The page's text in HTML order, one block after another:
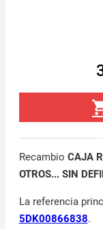
Recambio CAJA
OTROS... SIN
La referencia
5DK00866838.